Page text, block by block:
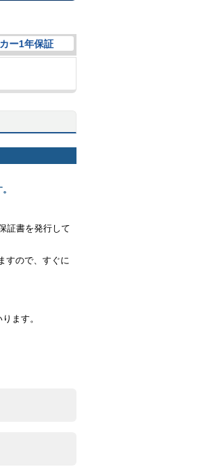
ー1年保証
証書を発行して
すので、すぐに
ます。